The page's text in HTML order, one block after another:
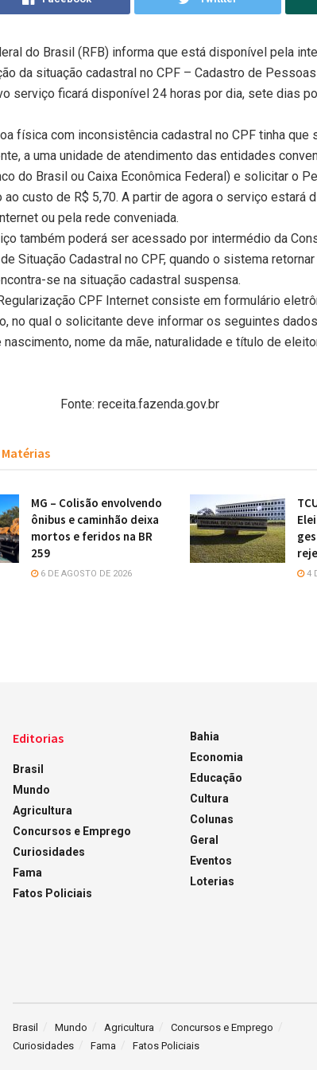
do Brasil (RFB) informa que está disponível pela
da situação cadastral no CPF – Cadastro de
serviço ficará disponível 24 horas por dia, sete dias
física com inconsistência cadastral no CPF tinha que
a uma unidade de atendimento das entidades
do Brasil ou Caixa Econômica Federal) e solicitar o
ao custo de R$ 5,70. A partir de agora o serviço estará
ou pela rede conveniada.
também poderá ser acessado por intermédio da
Situação Cadastral no CPF, quando o sistema
se na situação cadastral suspensa.
CPF Internet consiste em formulário
no qual o solicitante deve informar os seguintes
nascimento, nome da mãe, naturalidade e título de
Matérias
MG – Colisão envolvendo
ônibus e caminhão deixa
mortos e feridos na BR
259
6 DE AGOSTO DE 2026 4
Editorias
Brasil
Mundo
Agricultura
Concursos e Emprego
Curiosidades
Fama
Fatos Policiais
Bahia
Economia
Educação
Cultura
Colunas
Geral
Eventos
Loterias
Brasil Mundo Agricultura
Concursos e Emprego
Curiosidades
Fama Fatos Policiais